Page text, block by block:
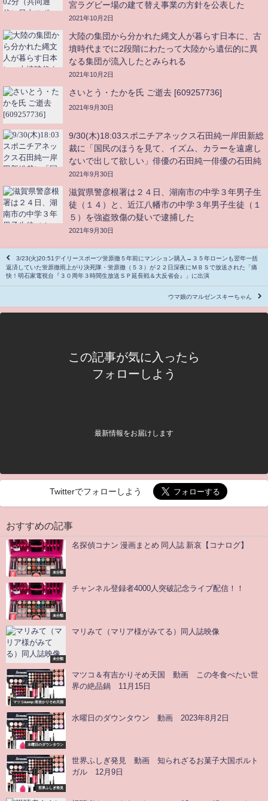
宮ラグビー場の建て替え事業の方針を公表した
2021年10月2日
大陸の集団から分かれた縄文人が暮らす日本に、古
墳時代までに2段階にわたって大陸から遺伝的に異
なる集団が流入したとみられる
2021年10月2日
さいとう・たかを氏 ご逝去 [609257736]
2021年9月30日
9/30(木)18:03スポニチアネックス石田純一岸田新総
裁に「国民のほうを見て、イズム、カラーを遠慮し
ないで出して欲しい」俳優の石田純一俳優の石田純
一（67）が30日、隔週で木曜コメンテーターを務め
（月〜金曜後3・30）に生出演
2021年9月30日
滋賀県警彦根署は２４日、湖南市の中学３年男子生
徒（１４）と、近江八幡市の中学３年男子生徒（１
５）を強盗致傷の疑いで逮捕した
2021年9月30日
3/23(火)20:51デイリースポーツ蛍原徹５年前にマンション購入→３５年ローンも翌年一括
返済していた蛍原徹雨上がり決死隊・蛍原徹（５３）が２２日深夜にＭＢＳで放送された「痛
快！明石家電視台『３０周年３時間生放送ＳＰ延長戦＆大反省会』」に出演
ウマ娘のマルゼンスキーちゃん
この記事が気に入ったら
フォローしよう
最新情報をお届けします
Twitterでフォローしよう
おすすめの記事
未分類
名探偵コナン 漫画まとめ 同人誌 新哀【コナログ】
未分類
チャンネル登録者4000人突破記念ライブ配信！！
未分類
マリみて（マリア様がみてる）同人誌映像
マツコ&amp;有吉かりそめ天国
マツコ＆有吉かりそめ天国 動画 この冬食べたい世
界の絶品鍋 11月15日
水曜日のダウンタウン
水曜日のダウンタウン 動画 2023年8月2日
世界ふしぎ発見
世界ふしぎ発見 動画 知られざるお菓子大国ポルト
ガル 12月9日